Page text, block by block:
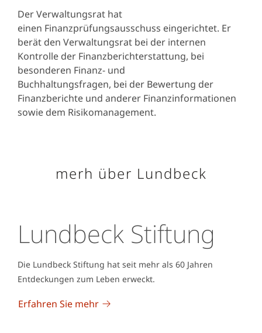
Der Verwaltungsrat hat
einen Finanzprüfungsausschuss eingerichtet. Er
berät den Verwaltungsrat bei der internen
Kontrolle der Finanzberichterstattung, bei
besonderen Finanz- und
Buchhaltungsfragen, bei der Bewertung der
Finanzberichte und anderer Finanzinformationen
sowie dem Risikomanagement.
merh über Lundbeck
Lundbeck Stiftung
Die Lundbeck Stiftung hat seit mehr als 60 Jahren
Entdeckungen zum Leben erweckt.
Erfahren Sie mehr